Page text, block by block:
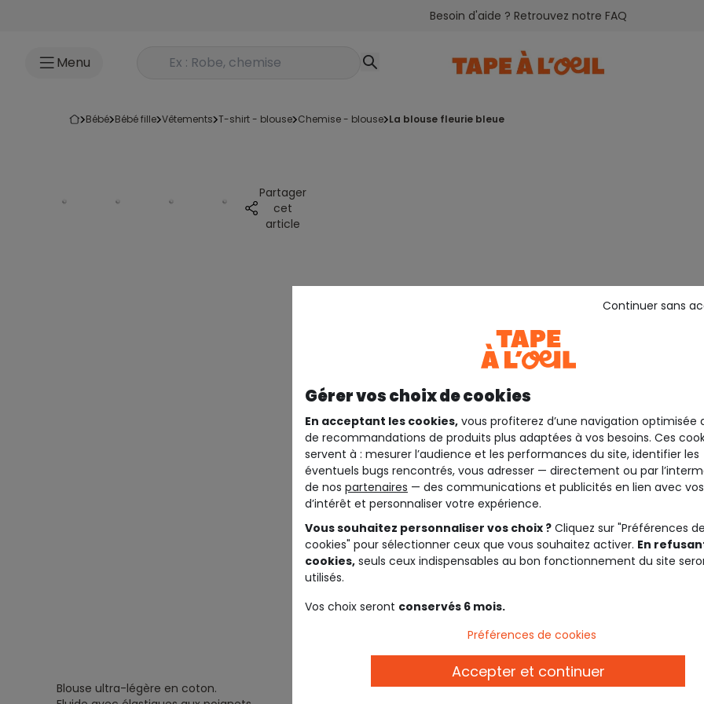
Besoin d'aide ? Retrouvez notre FAQ
Menu Rechercher un produit
bébé bébé fille vêtements t-shirt - blouse chemise - blouse la blouse fleurie bleue
Partager
cet
article
Description
Blouse ultra-légère en coton.
Gérer vos choix de cookies
En acceptant les cookies, vous profiterez d’une navigation optimisée
de recommandations de produits plus adaptées à vos besoins. Ces
servent à : mesurer l’audience et les performances du site, identifier les
éventuels bugs rencontrés, vous adresser — directement ou par
de nos partenaires — des communications et publicités en lien avec
d’intérêt et personnaliser votre expérience.
Vous souhaitez personnaliser vos choix ? Cliquez sur "Préférences de
cookies" pour sélectionner ceux que vous souhaitez activer. En
cookies, seuls ceux indispensables au bon fonctionnement du site
utilisés.
Vos choix seront conservés 6 mois.
Continuer sans
Préférences de cookies
Accepter et continuer